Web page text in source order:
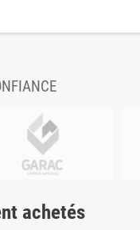
achetés